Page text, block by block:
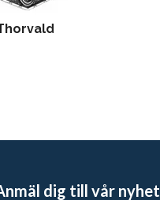
dig till vår